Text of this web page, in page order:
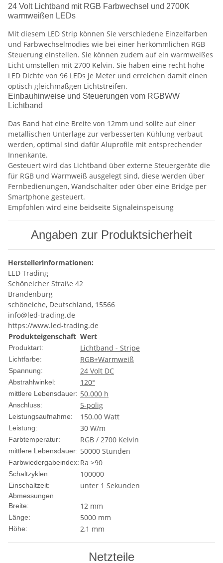
24 Volt Lichtband mit RGB Farbwechsel und 2700K
warmweißen LEDs
Mit diesem LED Strip können Sie verschiedene Einzelfarben
und Farbwechselmodies wie bei einer herkömmlichen RGB
Steuerung einstellen. Sie können zudem auf ein warmweißes
Licht umstellen mit 2700 Kelvin. Sie haben eine recht hohe
LED Dichte von 96 LEDs je Meter und erreichen damit einen
optisch gleichmäßgen Lichtstreifen.
Einbauhinweise und Steuerungen vom RGBWW
Lichtband
Das Band hat eine Breite von 12mm und sollte auf einer
metallischen Unterlage zur verbesserten Kühlung verbaut
werden, optimal sind dafür Aluprofile mit entsprechender
Innenkante.
Gesteuert wird das Lichtband über externe Steuergeräte die
für RGB und Warmweiß ausgelegt sind, diese werden über
Fernbedienungen, Wandschalter oder über eine Bridge per
Smartphone gesteuert.
Empfohlen wird eine beidseite Signaleinspeisung
Angaben zur Produktsicherheit
Herstellerinformationen:
LED Trading
Schöneicher Straße 42
Brandenburg
schöneiche, Deutschland, 15566
info@led-trading.de
https://www.led-trading.de
Produkteigenschaft Wert
Produktart: Lichtband - Stripe
Lichtfarbe: RGB+Warmweiß
Spannung: 24 Volt DC
Abstrahlwinkel: 120°
mittlere Lebensdauer: 50.000 h
Anschluss: 5-polig
Leistungsaufnahme: 150.00 Watt
Leistung: 30 W/m
Farbtemperatur: RGB / 2700 Kelvin
mittlere Lebensdauer: 50000 Stunden
Farbwiedergabeindex: Ra >90
Schaltzyklen: 100000
Einschaltzeit: unter 1 Sekunden
Abmessungen
Breite:
12 mm
Länge: 5000 mm
Höhe: 2,1 mm
Netzteile